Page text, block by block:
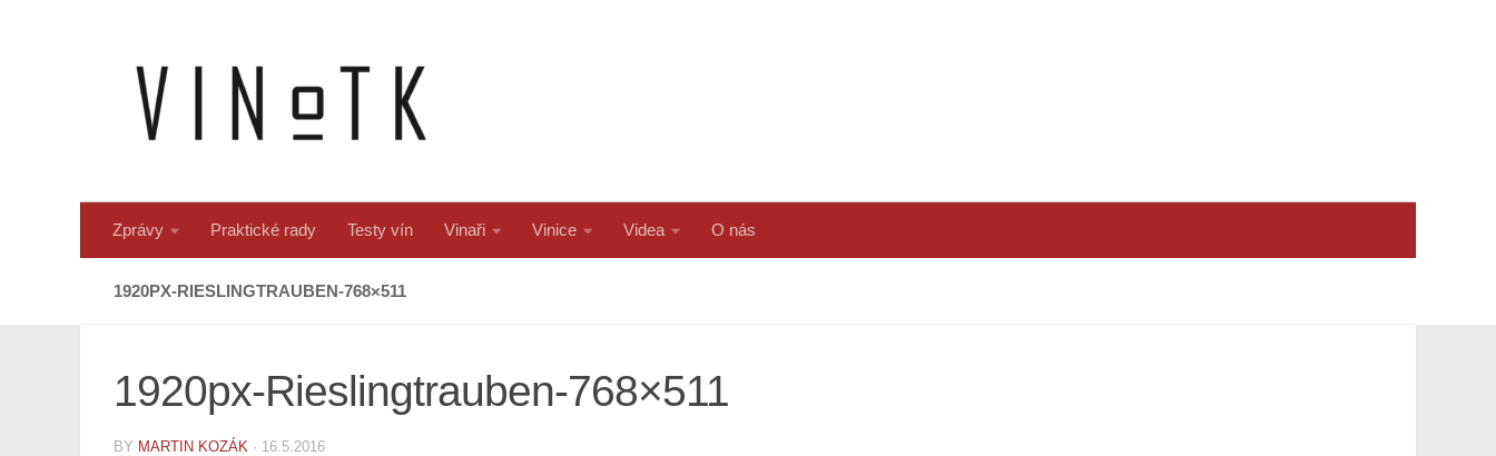
Zprávy Praktické rady Testy vín Vinaři Vinice Videa O nás
1920PX-RIESLINGTRAUBEN-768×511
1920px-Rieslingtrauben-768×511
BY MARTIN KOZÁK · 16.5.2016